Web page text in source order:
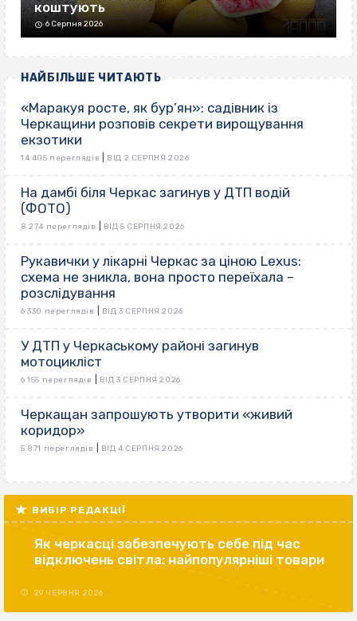
коштують
6 Серпня 2026
НАЙБІЛЬШЕ ЧИТАЮТЬ
«Маракуя росте, як бур’ян»: садівник із
Черкащини розповів секрети вирощування
екзотики
14 405 переглядів ВІД 2 СЕРПНЯ 2026
На дамбі біля Черкас загинув у ДТП водій
(ФОТО)
8 274 переглядів ВІД 5 СЕРПНЯ 2026
Рукавички у лікарні Черкас за ціною Lexus:
схема не зникла, вона просто переїхала –
розслідування
6 330 переглядів ВІД 3 СЕРПНЯ 2026
У ДТП у Черкаському районі загинув
мотоцикліст
6 155 переглядів ВІД 3 СЕРПНЯ 2026
Черкащан запрошують утворити «живий
коридор»
5 871 переглядів ВІД 4 СЕРПНЯ 2026
ВИБІР РЕДАКЦІЇ
Як черкасці забезпечують себе під час
відключень світла: найпопулярніші товари
29 ЧЕРВНЯ 2026